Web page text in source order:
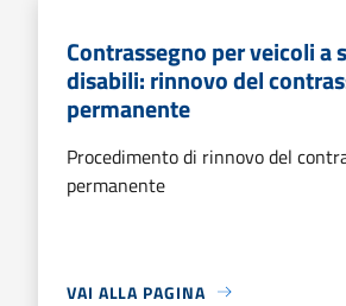
Contrassegno per veicoli a
disabili: rinnovo del
permanente
Procedimento di rinnovo del
permanente
VAI ALLA PAGINA